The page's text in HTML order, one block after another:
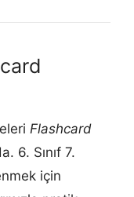
Flashcard
6. Sınıf 7.
için